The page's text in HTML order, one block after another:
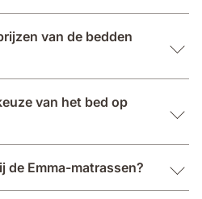
van de bedden
van het bed op
de Emma-matrassen?